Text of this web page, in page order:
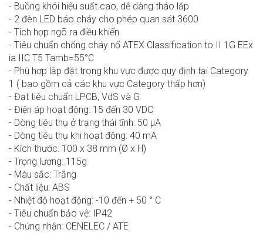
- Buồng khói hiệu suất cao, dễ dàng tháo lắp
- 2 đèn LED báo cháy cho phép quan sát 3600
- Tích hợp ngõ ra điều khiển
- Tiêu chuẩn chống cháy nổ ATEX Classification to II 1G EEx
ia IIC T5 Tamb=55°C
- Phù hợp lắp đặt trong khu vực được quy định tại Category
1 ( bao gồm cả các khu vực Category thấp hơn)
- Đạt tiêu chuẩn LPCB, VdS và G
- Điện áp hoạt động: 15 đến 30 VDC
- Dòng tiêu thụ ở trạng thái tĩnh: 50 µA
- Dòng tiêu thụ khi hoạt động: 40 mA
- Kích thước: 100 x 38 mm (Ø x H)
- Trọng lượng: 115g
- Màu sắc: Trắng
- Chất liệu: ABS
- Nhiệt độ hoạt động: -10 đến + 50 ° C
- Tiêu chuẩn bảo vệ: IP42
- Chứng nhận: CENELEC / ATE